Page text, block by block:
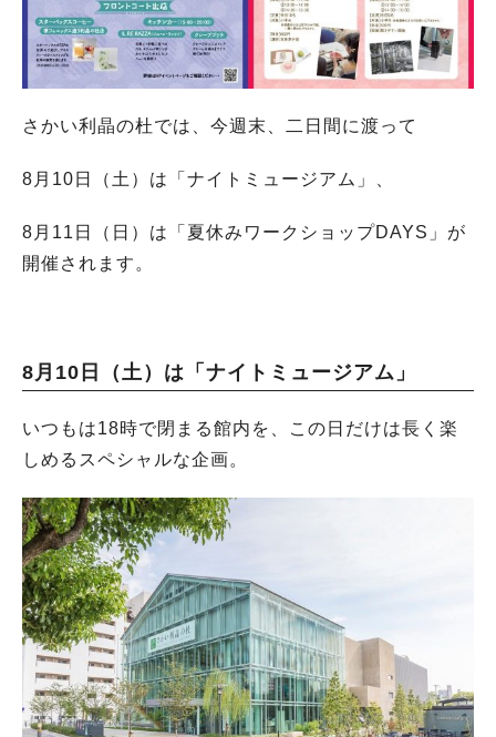
さかい利晶の杜では、今週末、二日間に渡って
8月10日（土）は「ナイトミュージアム」、
8月11日（日）は「夏休みワークショップDAYS」が
開催されます。
8月10日（土）は「ナイトミュージアム」
いつもは18時で閉まる館内を、この日だけは長く楽
しめるスペシャルな企画。